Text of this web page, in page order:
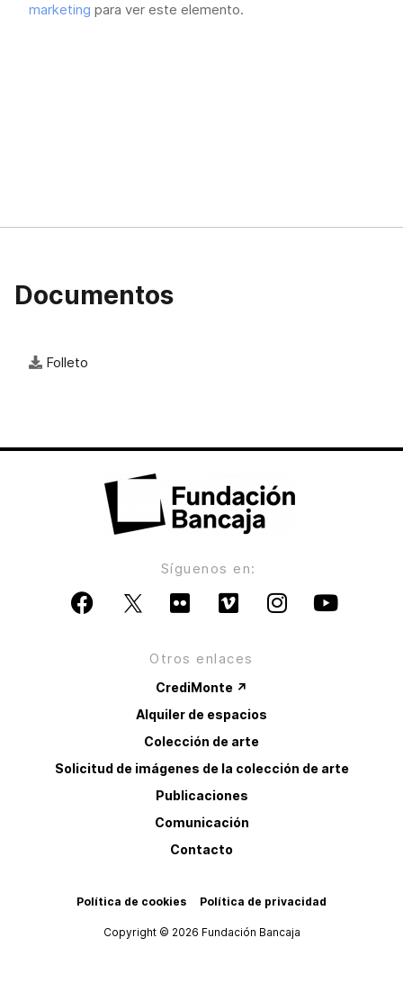
marketing para ver este elemento.
Documentos
Folleto
Síguenos en:
Otros enlaces
CrediMonte ↗
Alquiler de espacios
Colección de arte
Solicitud de imágenes de la colección de arte
Publicaciones
Comunicación
Contacto
Política de cookies Política de privacidad
Copyright © 2026 Fundación Bancaja